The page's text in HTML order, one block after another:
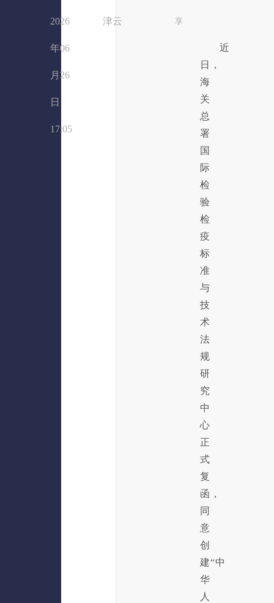
2026
年06
月26
日
17:05
津云 享
近
日，
海
关
总
署
国
际
检
验
检
疫
标
准
与
技
术
法
规
研
究
中
心
正
式
复
函，
同
意
创
建“中
华
人